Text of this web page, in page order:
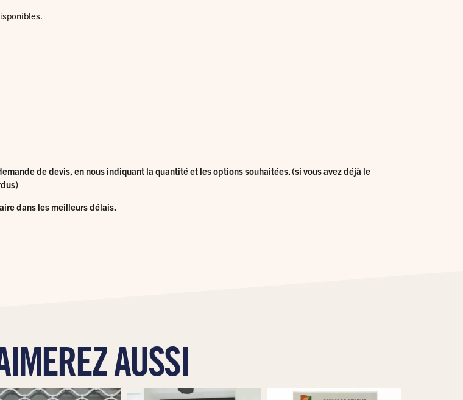
de devis, en nous indiquant la quantité et les options souhaitées. (si vous avez déjà le
dans les meilleurs délais.
AUSSI